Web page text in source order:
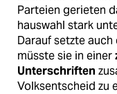
Parteien gerieten
hauswahl stark
Darauf setzte
müsste sie in einer
Unterschriften
Volksentscheid zu